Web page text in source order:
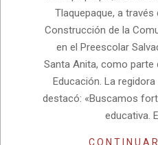
Tlaquepaque, a
Construcción de la
en el Preescolar
Santa Anita, como parte
Educación. La
destacó: «Buscamos
educativa.